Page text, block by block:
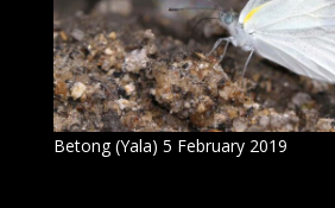
Betong (Yala) 5 February 2019